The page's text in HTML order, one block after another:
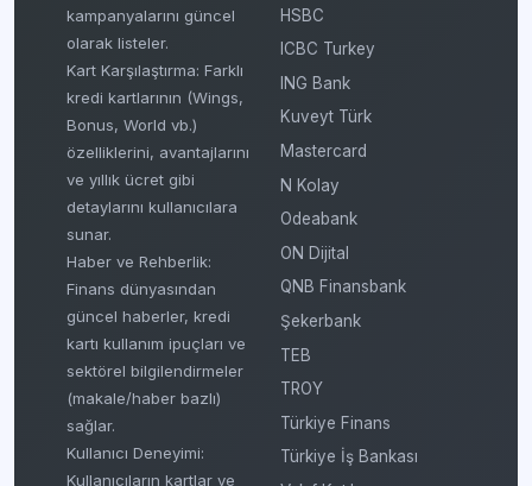
kampanyalarını güncel
olarak listeler.
Kart Karşılaştırma: Farklı
kredi kartlarının (Wings,
Bonus, World vb.)
özelliklerini, avantajlarını
ve yıllık ücret gibi
detaylarını kullanıcılara
sunar.
Haber ve Rehberlik:
Finans dünyasından
güncel haberler, kredi
kartı kullanım ipuçları ve
sektörel bilgilendirmeler
(makale/haber bazlı)
sağlar.
Kullanıcı Deneyimi:
Kullanıcıların kartlar ve
HSBC
ICBC Turkey
ING Bank
Kuveyt Türk
Mastercard
N Kolay
Odeabank
ON Dijital
QNB Finansbank
Şekerbank
TEB
TROY
Türkiye Finans
Türkiye İş Bankası